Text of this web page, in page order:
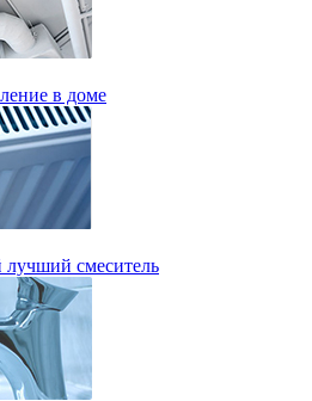
в доме
лучший смеситель